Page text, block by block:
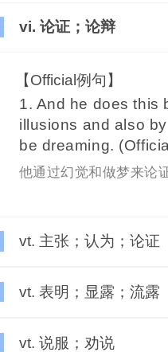
vi. 论证；论辩
【Official例句】
1. And he does this
illusions and also
be dreaming.
他通过幻觉和做梦来论
vt. 主张；认为；论证
vt. 表明；显露；流露
vt. 说服；劝说